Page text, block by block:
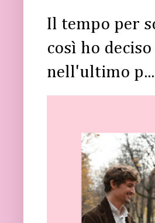
Il tempo per
così ho
nell'ultimo p...